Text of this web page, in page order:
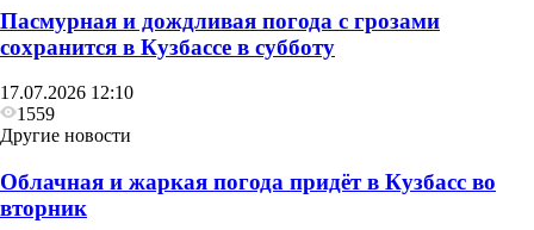
Пасмурная и дождливая погода с грозами
сохранится в Кузбассе в субботу
17.07.2026 12:10
1559
Другие новости
Облачная и жаркая погода придёт в Кузбасс во
вторник